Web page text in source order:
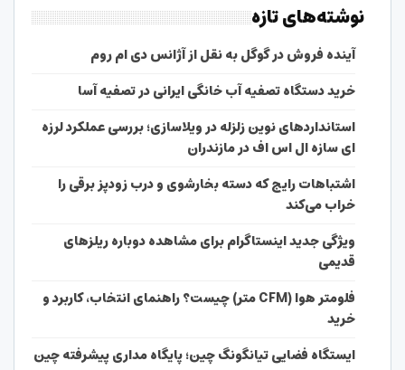
نوشته‌های تازه
آینده فروش در گوگل به نقل از آژانس دی ام روم
خرید دستگاه تصفیه آب خانگی ایرانی در تصفیه آسا
استانداردهای نوین زلزله در ویلاسازی؛ بررسی عملکرد لرزه
ای سازه ال اس اف در مازندران
اشتباهات رایج که دسته بخارشوی و درب زودپز برقی را
خراب می‌کند
ویژگی جدید اینستاگرام برای مشاهده دوباره ریلزهای
قدیمی
فلومتر هوا (CFM متر) چیست؟ راهنمای انتخاب، کاربرد و
خرید
ایستگاه فضایی تیانگونگ چین؛ پایگاه مداری پیشرفته چین